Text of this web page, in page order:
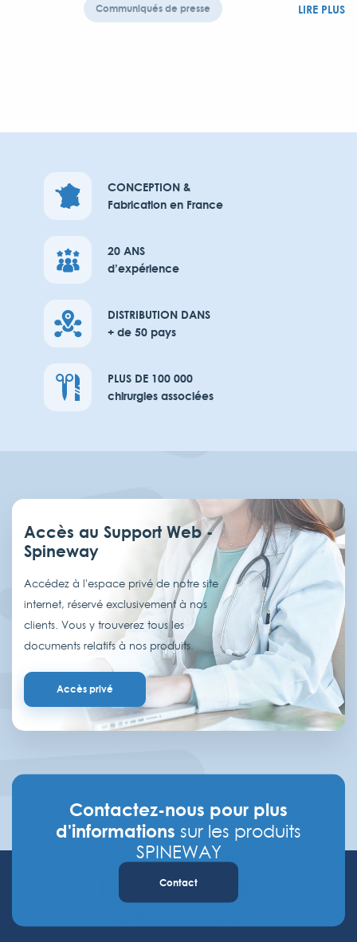
Communiqués de presse LIRE PLUS
CONCEPTION &
Fabrication en France
20 ANS
d’expérience
DISTRIBUTION DANS
+ de 50 pays
PLUS DE 100 000
chirurgies associées
Accès au Support Web -
Spineway
Accédez à l'espace privé de notre site
internet, réservé exclusivement à nos
clients. Vous y trouverez tous les
documents relatifs à nos produits.
Accès privé
Contactez-nous pour plus
d'informations sur les produits
SPINEWAY
Contact